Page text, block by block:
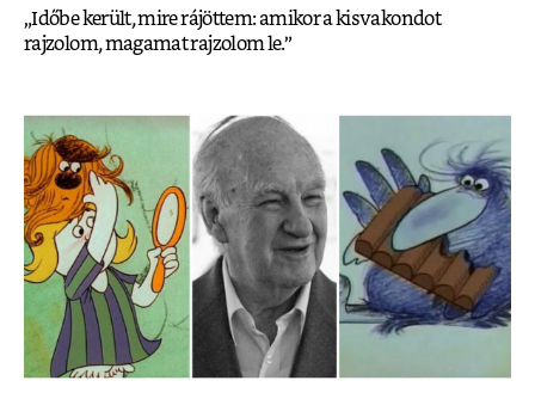
„Időbe került, mire rájöttem: amikor a kisvakondot
rajzolom, magamat rajzolom le.”